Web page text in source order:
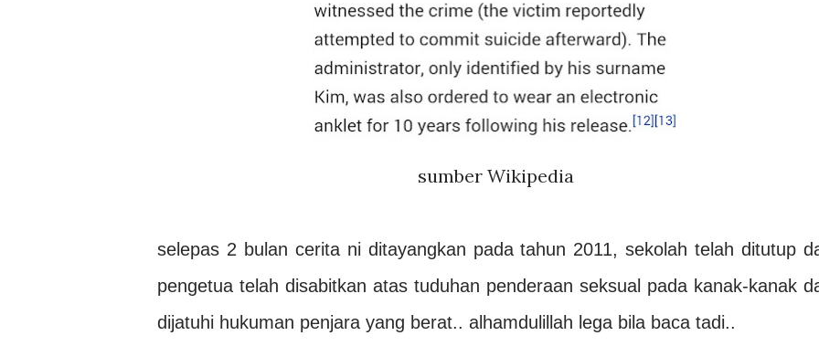
sumber Wikipedia
selepas 2 bulan cerita ni ditayangkan pada tahun 2011, sekolah telah ditutup
pengetua telah disabitkan atas tuduhan penderaan seksual pada kanak-kanak
dijatuhi hukuman penjara yang berat.. alhamdulillah lega bila baca tadi..